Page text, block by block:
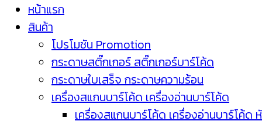
หน้าแรก
สินค้า
โปรโมชัน Promotion
กระดาษสติ๊กเกอร์ สติ๊กเกอร์บาร์โค้ด
กระดาษใบเสร็จ กระดาษความร้อน
เครื่องสแกนบาร์โค้ด เครื่องอ่านบาร์โค้ด
เครื่องสแกนบาร์โค้ด เครื่องอ่านบาร์โค้ด